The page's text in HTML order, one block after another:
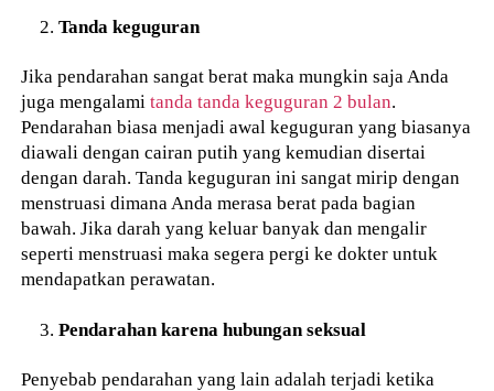
Tanda keguguran
Jika pendarahan sangat berat maka mungkin saja Anda
juga mengalamitanda tanda keguguran 2 bulan.
Pendarahan biasa menjadi awal keguguran yang biasanya
diawali dengan cairan putih yang kemudian disertai
dengan darah. Tanda keguguran ini sangat mirip dengan
menstruasi dimana Anda merasa berat pada bagian
bawah. Jika darah yang keluar banyak dan mengalir
seperti menstruasi maka segera pergi ke dokter untuk
mendapatkan perawatan.
Pendarahan karena hubungan seksual
Penyebab pendarahan yang lain adalah terjadi ketika